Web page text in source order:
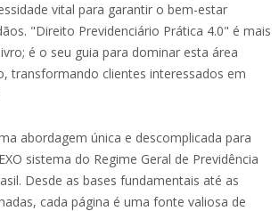
vital para garantir o bem-estar
"Direito Previdenciário Prática 4.0" é mais
é o seu guia para dominar esta área
transformando clientes interessados em
abordagem única e descomplicada para
sistema do Regime Geral de Previdência
Desde as bases fundamentais até as
cada página é uma fonte valiosa de